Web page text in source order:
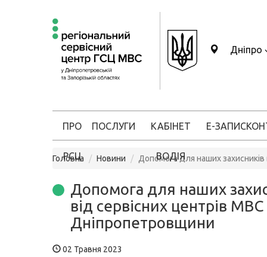
Дніпро
ПРО
РСЦ
ПОСЛУГИ КАБІНЕТ
ВОДІЯ
Е-ЗАПИС
Головна Новини Допомога для наших
Допомога для наших
від сервісних центрів МВС
Дніпропетровщини
02 Травня 2023